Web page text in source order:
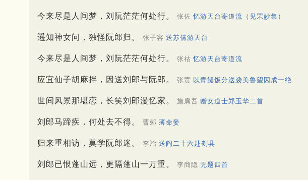
今来尽是人间梦，刘阮茫茫何处行。 张佐忆游天台寄道流（见罘妙集）
遥知神女问，独怪阮郎归。 张子容 送苏倩游天台
今来尽是人间梦，刘阮茫茫何处行。 张祜忆游天台寄道流
应宜仙子胡麻拌，因送刘郎与阮郎。 张贲 以青䭀饭分送袭美鲁望因成一绝
世间风景那堪恋，长笑刘郎漫忆家。 施肩吾 赠女道士郑玉华二首
刘郎马蹄疾，何处去不得。 曹邺 薄命妾
归来重相访，莫学阮郎迷。 李冶 送阎二十六赴剡县
刘郎已恨蓬山远，更隔蓬山一万重。 李商隐 无题四首